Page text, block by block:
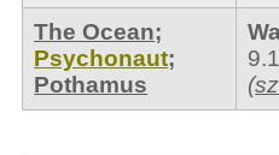
The Ocean;
Psychonaut;
Pothamus
(